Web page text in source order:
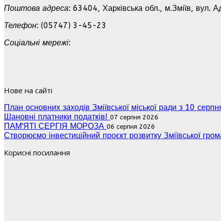
Поштова адреса: 63404, Харківська обл., м.Зміїв, вул.
Телефон: (05747) 3-45-23
Соціальні мережі:
Нове на сайті
План основних заходів Зміївської міської ради з 10
Шановні платники податків! 07 серпня 2026
ПАМ'ЯТІ СЕРГІЯ МОРОЗА 06 серпня 2026
Створюємо інвестиційний проєкт розвитку Зміївської
Корисні посилання